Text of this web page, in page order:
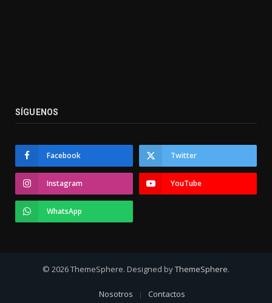
SÍGUENOS
Facebook Twitter
Instagram YouTube
WhatsApp
© 2026 ThemeSphere. Designed byThemeSphere.
Nosotros Contactos